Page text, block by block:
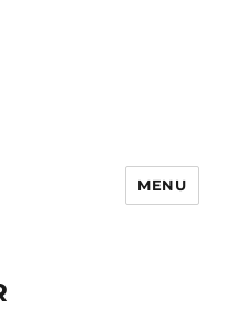
MENU